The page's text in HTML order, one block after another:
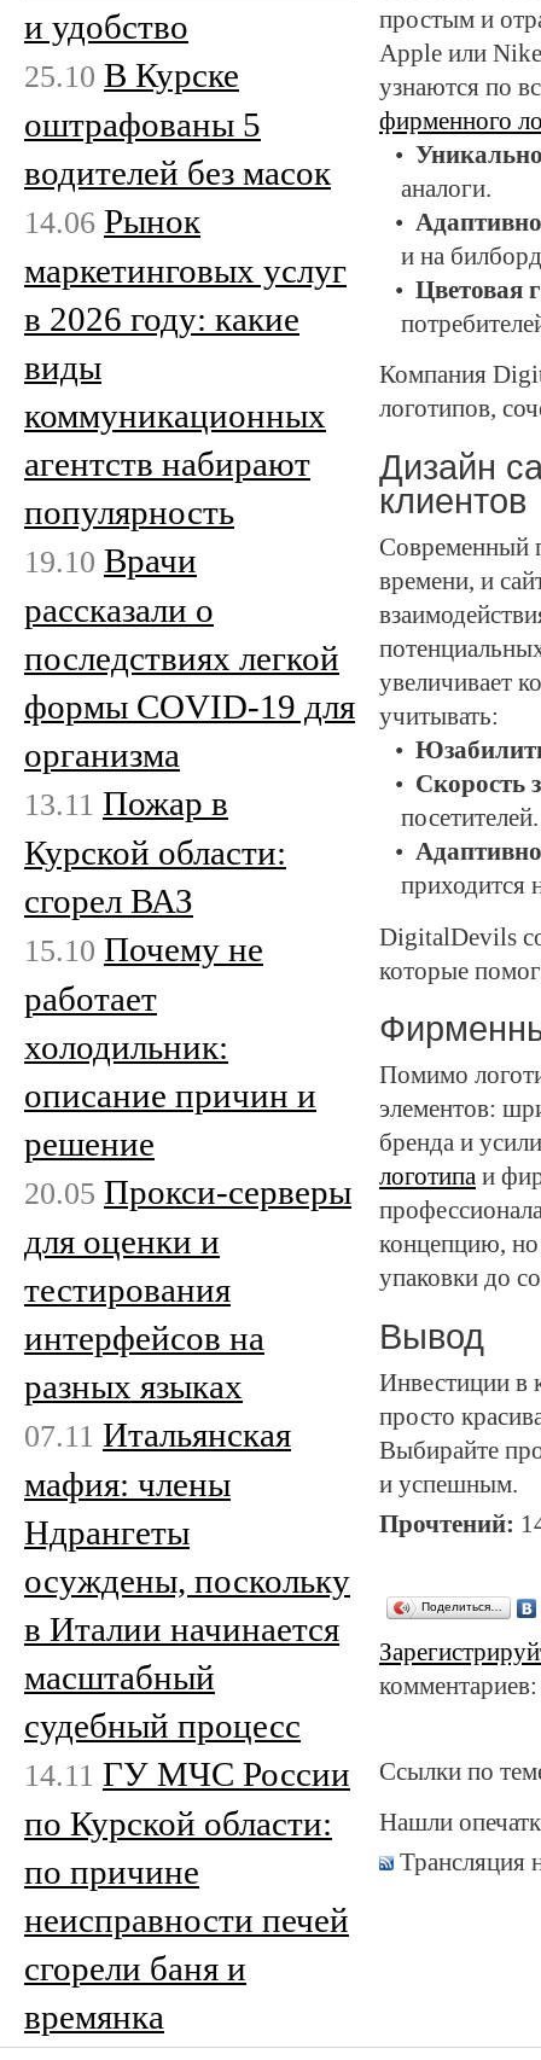
простым и
Apple или
узнаются по
фирменного
аналоги.
и на
Цветовая
Компания
логотипов,
Дизайн
клиентов
Современный
времени, и
увеличивает
учитывать:
Скорость
посетителей.
приходится
DigitalDevils
которые
Помимо
элементов:
бренда и
логотипа и
концепцию,
упаковки до
Вывод
Инвестиции в
просто
Выбирайте
и успешным.
Прочтений:
Поделиться…
Ссылки по
Нашли
Трансляция
и удобство
25.10 В Курске
оштрафованы 5
водителей без масок
14.06 Рынок
маркетинговых услуг
в 2026 году: какие
виды
коммуникационных
агентств набирают
популярность
19.10 Врачи
рассказали о
последствиях легкой
формы COVID-19 для
организма
13.11 Пожар в
Курской области:
сгорел ВАЗ
15.10 Почему не
работает
холодильник:
описание причин и
решение
20.05 Прокси-серверы
для оценки и
тестирования
интерфейсов на
разных языках
07.11 Итальянская
мафия: члены
Ндрангеты
осуждены, поскольку
в Италии начинается
масштабный
судебный процесс
14.11 ГУ МЧС России
по Курской области:
по причине
неисправности печей
сгорели баня и
времянка